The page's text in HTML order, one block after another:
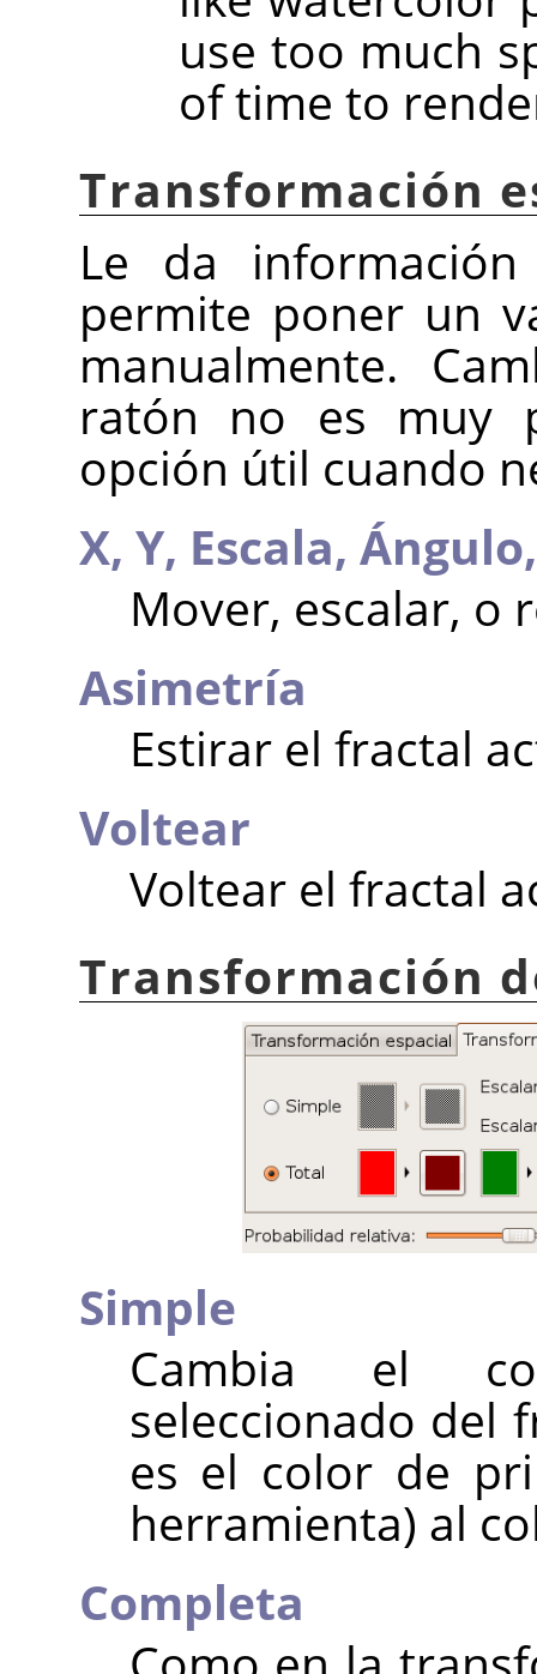
use too much
of time to
Transformación
Le da
permite poner un
manualmente.
ratón no es muy
opción útil cuando
X, Y, Escala,
Mover, escalar, o
Asimetría
Estirar el fractal
Voltear
Voltear el fractal
Transformación
Simple
Cambia el
seleccionado del
es el color de
herramienta) al
Completa